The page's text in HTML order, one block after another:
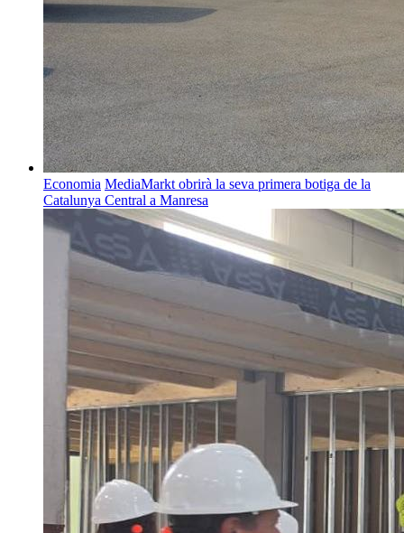
Economia MediaMarkt obrirà la seva primera botiga de la
Catalunya Central a Manresa